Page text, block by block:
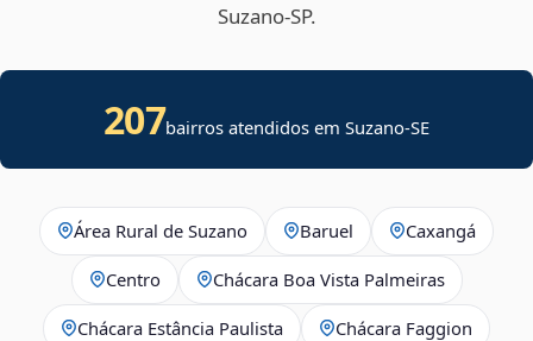
Suzano‑SP.
207bairros atendidos emSuzano-SE
Área Rural de Suzano Baruel Caxangá
Centro Chácara Boa Vista Palmeiras
Chácara Estância Paulista Chácara Faggion